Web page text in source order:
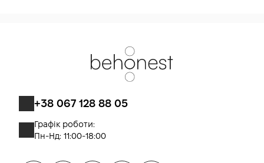
+38 067 128 88 05
Графік роботи:
Пн-Нд: 11:00-18:00